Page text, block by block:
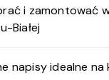
i zamontować
Białej
napisy idealne na